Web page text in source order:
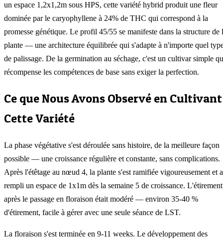
un espace 1,2x1,2m sous HPS, cette variété hybrid produit une fleur
dominée par le caryophyllene à 24% de THC qui correspond à la
promesse génétique. Le profil 45/55 se manifeste dans la structure de
plante — une architecture équilibrée qui s'adapte à n'importe quel
de palissage. De la germination au séchage, c'est un cultivar simple
récompense les compétences de base sans exiger la perfection.
Ce que Nous Avons Observé en Cultivant
Cette Variété
La phase végétative s'est déroulée sans histoire, de la meilleure façon
possible — une croissance régulière et constante, sans complications.
Après l'étêtage au nœud 4, la plante s'est ramifiée vigoureusement et a
rempli un espace de 1x1m dès la semaine 5 de croissance. L'étirement
après le passage en floraison était modéré — environ 35-40 %
d'étirement, facile à gérer avec une seule séance de LST.
La floraison s'est terminée en 9-11 weeks. Le développement des